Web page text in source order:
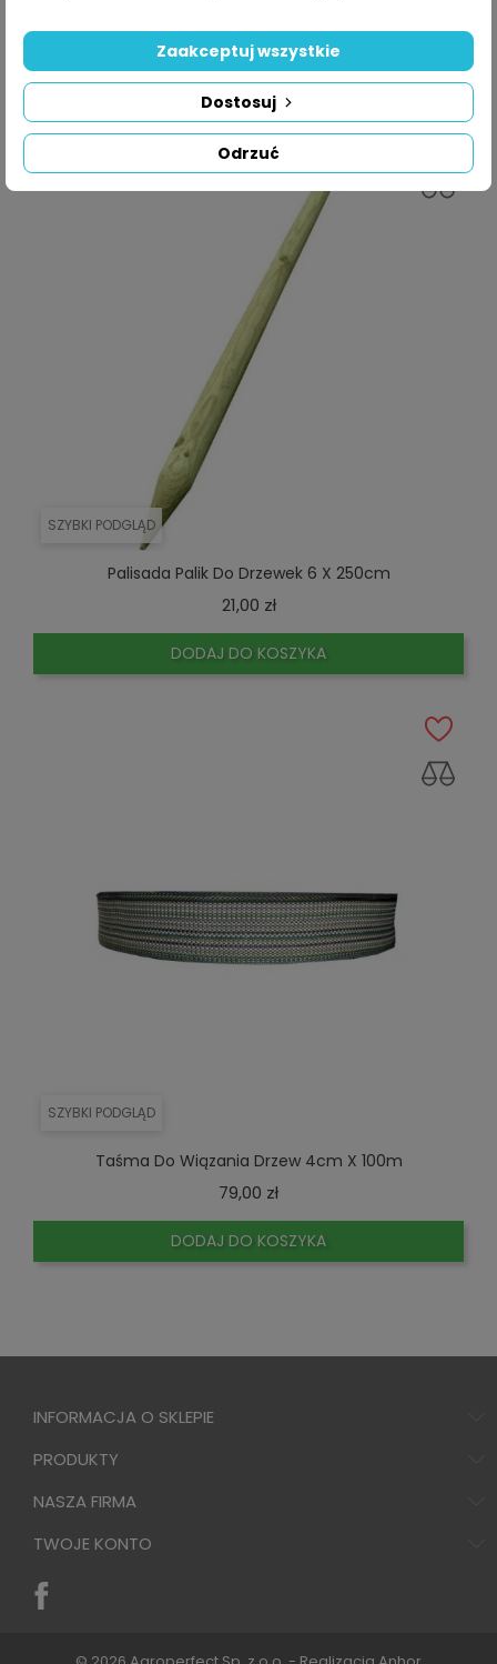
KUPILI RÓWNIEŻ:
Wybierz produkty z naszej nowej oferty.
SZYBKI PODGLĄD
Palisada Palik Do Drzewek 6 X 250cm
21,00 złCena
DODAJ DO KOSZYKA
SZYBKI PODGLĄD
Taśma Do Wiązania Drzew 4cm X 100m
79,00 złCena
DODAJ DO KOSZYKA
INFORMACJA O SKLEPIE
PRODUKTY
NASZA FIRMA
TWOJE KONTO
Odrzuć
Dostosuj
Zaakceptuj wszystkie